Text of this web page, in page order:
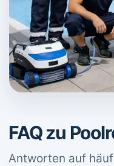
FAQ zu
Antworten auf